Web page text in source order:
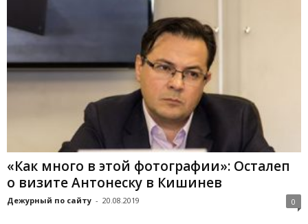
«Как много в этой фотографии»: Осталеп
о визите Антонеску в Кишинев
Дежурный по сайту - 20.08.2019 0